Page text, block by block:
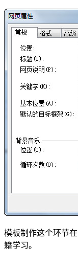
模板制作这个环节
籍学习。